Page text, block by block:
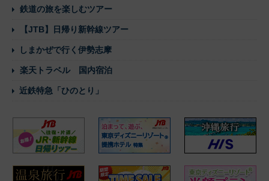
鉄道の旅を楽しむツアー
【JTB】日帰り新幹線ツアー
しまかぜで行く伊勢志摩
楽天トラベル 国内宿泊
近鉄特急「ひのとり」